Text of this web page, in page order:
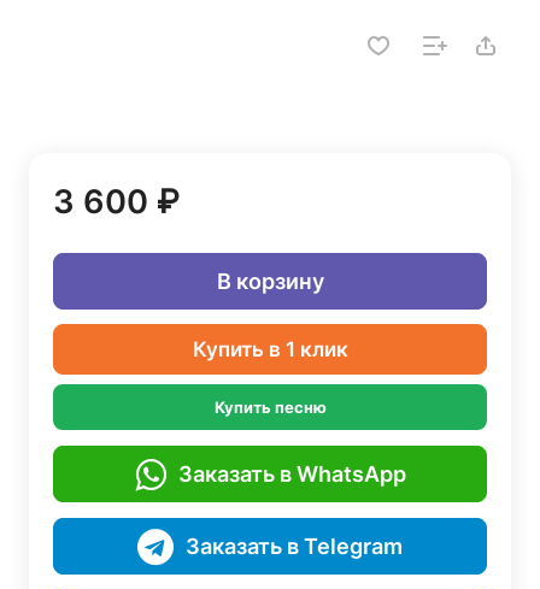
3 600 ₽
В корзину
Купить в 1 клик
Купить песню
Заказать в WhatsApp
Заказать в Telegram